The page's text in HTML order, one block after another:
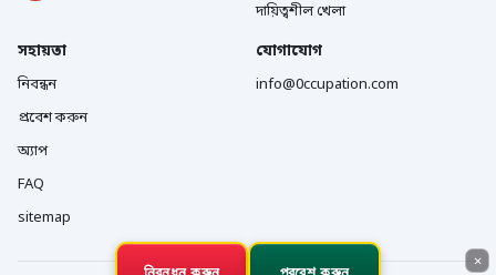
দায়িত্বশীল খেলা
সহায়তা
নিবন্ধন
প্রবেশ করুন
অ্যাপ
FAQ
sitemap
যোগাযোগ
info@0ccupation.com
×